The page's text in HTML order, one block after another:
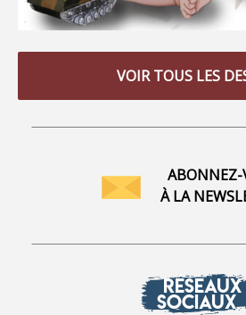
VOIR TOUS LES
ABONNEZ-
À LA
RÉSEAUX
SOCIAUX